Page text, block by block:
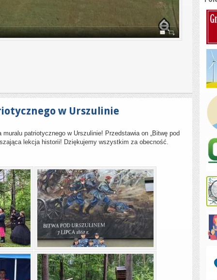
w Urszulinie
patriotycznego w Urszulinie! Przedstawia on „Bitwę pod
lekcja historii! Dziękujemy wszystkim za obecność.